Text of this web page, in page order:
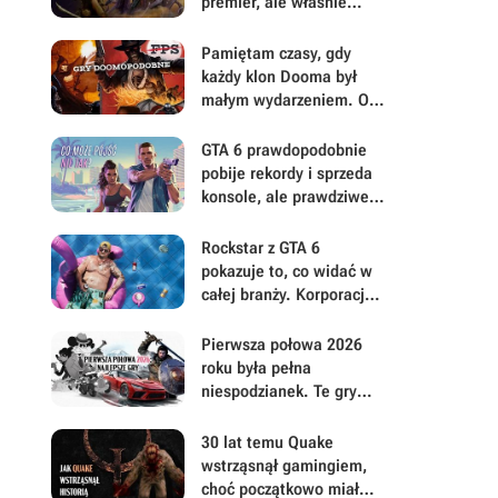
mu się uważniej
Pamiętam czasy, gdy
każdy klon Dooma był
małym wydarzeniem. Oto
FPS-y lat 90.
GTA 6 prawdopodobnie
pobije rekordy i sprzeda
konsole, ale prawdziwe
będą musieli mu
wybaczyć
Rockstar z GTA 6
pokazuje to, co widać w
całej branży. Korporacje
graczami
Pierwsza połowa 2026
roku była pełna
niespodzianek. Te gry
uwagę i Wasz czas
30 lat temu Quake
wstrząsnął gamingiem,
choć początkowo miał